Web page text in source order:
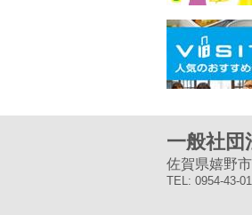
一般社団
佐賀県嬉野
TEL: 0954-43-